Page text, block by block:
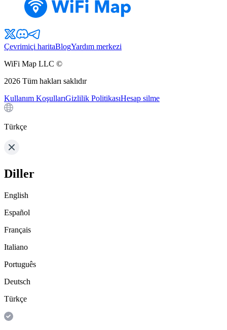
Çevrimiçi haritaBlogYardım merkezi
WiFi Map LLC ©
2026 Tüm hakları saklıdır
Kullanım KoşullarıGizlilik PolitikasıHesap silme
Türkçe
Diller
English
Español
Français
Italiano
Português
Deutsch
Türkçe